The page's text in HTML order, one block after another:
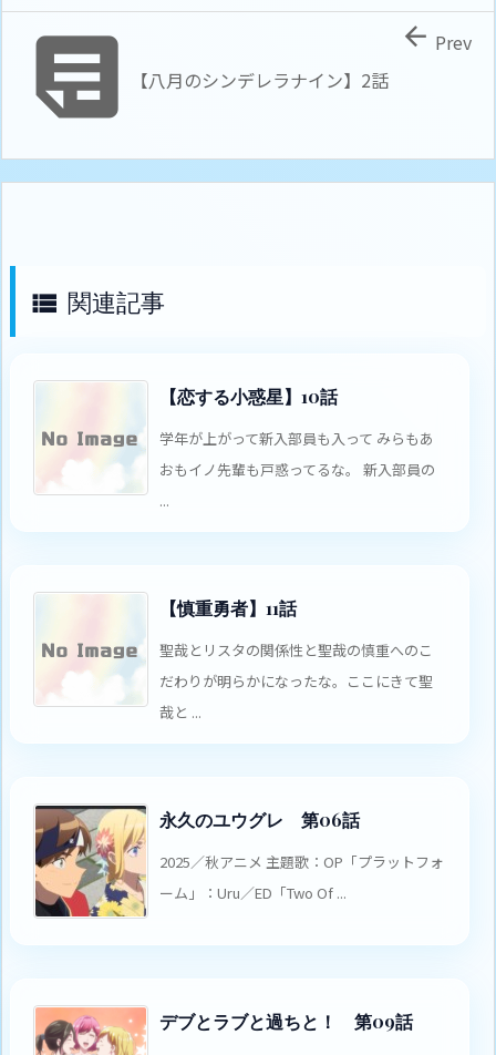
 【八月のシンデレラナイン】2話
 Prev
 関連記事
【恋する小惑星】10話
学年が上がって新入部員も入って みらもあ
おもイノ先輩も戸惑ってるな。 新入部員の
...
【慎重勇者】11話
聖哉とリスタの関係性と聖哉の慎重へのこ
だわりが明らかになったな。ここにきて聖
哉と ...
永久のユウグレ 第06話
2025／秋アニメ 主題歌：OP「プラットフォ
ーム」：Uru／ED「Two Of ...
デブとラブと過ちと！ 第09話